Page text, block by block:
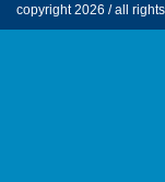
copyright 2026 / all